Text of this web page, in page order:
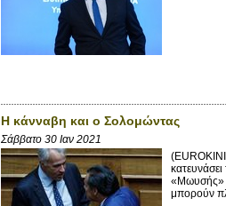
Η κάνναβη και ο Σολομώντας
Σάββατο 30 Ιαν 2021
«Μωυσής»
μπορούν